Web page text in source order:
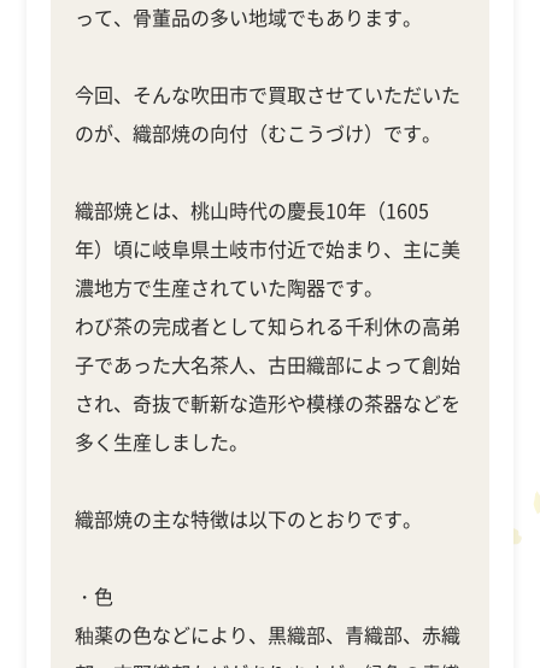
って、骨董品の多い地域でもあります。
今回、そんな吹田市で買取させていただいた
のが、織部焼の向付（むこうづけ）です。
織部焼とは、桃山時代の慶長10年（1605
年）頃に岐阜県土岐市付近で始まり、主に美
濃地方で生産されていた陶器です。
わび茶の完成者として知られる千利休の高弟
子であった大名茶人、古田織部によって創始
され、奇抜で斬新な造形や模様の茶器などを
多く生産しました。
織部焼の主な特徴は以下のとおりです。
・色
釉薬の色などにより、黒織部、青織部、赤織